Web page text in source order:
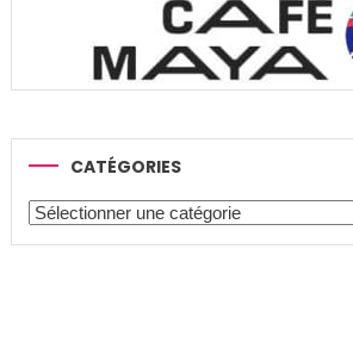
CATÉGORIES
Catégories